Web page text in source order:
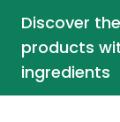
Discover
products
ingredients